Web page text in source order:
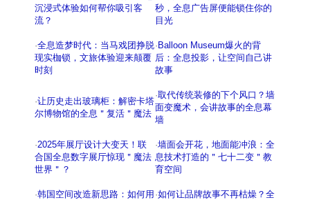
沉浸式体验如何帮你吸引客
流？
秒，全息广告屏便能锁住你的
目光
·全息造梦时代：当马戏团挣脱
现实枷锁，文旅体验迎来颠覆
时刻
· Balloon Museum爆火的背
后：全息投影，让空间自己讲
故事
·让历史走出玻璃柜：解密卡塔
尔博物馆的全息＂复活＂魔法
·取代传统装修的下个风口？墙
面变魔术，会讲故事的全息幕
墙
·2025年展厅设计大变天！联
合国全息数字展厅惊现＂魔法
世界＂？
·墙面会开花，地面能冲浪：全
息技术打造的＂七十二变＂教
育空间
·韩国空间改造新思路：如何用 ·如何让品牌故事不再枯燥？全